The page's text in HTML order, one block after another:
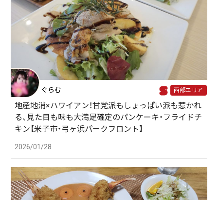
ぐらむ 西部エリア
地産地消×ハワイアン！甘党派もしょっぱい派も惹かれ
る、見た目も味も大満足確定のパンケーキ・フライドチ
キン【米子市・弓ヶ浜パークフロント】
2026/01/28